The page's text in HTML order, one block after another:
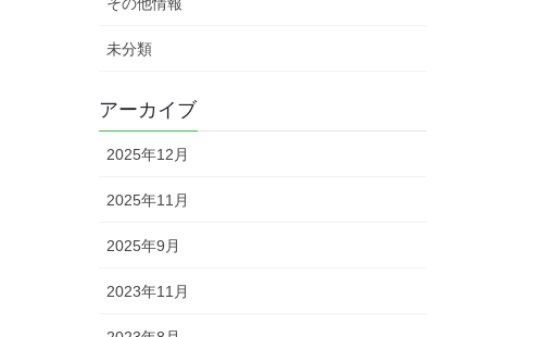
その他情報
未分類
アーカイブ
2025年12月
2025年11月
2025年9月
2023年11月